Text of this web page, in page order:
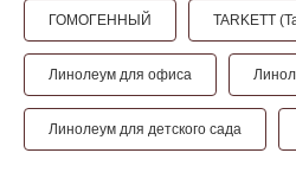
ГОМОГЕННЫЙ TARKETT
Линолеум для офиса
Линолеум для детского сада